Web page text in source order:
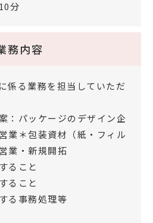
分
務内容
係る業務を担当していただ
：パッケージのデザイン企
業＊包装資材（紙・フィル
業・新規開拓
ること
ること
る事務処理等